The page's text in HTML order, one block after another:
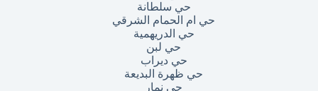
حي سلطانة
حي ام الحمام الشرقي
حي الدريهمية
حي لبن
حي ديراب
حي ظهرة البديعة
حي نمار